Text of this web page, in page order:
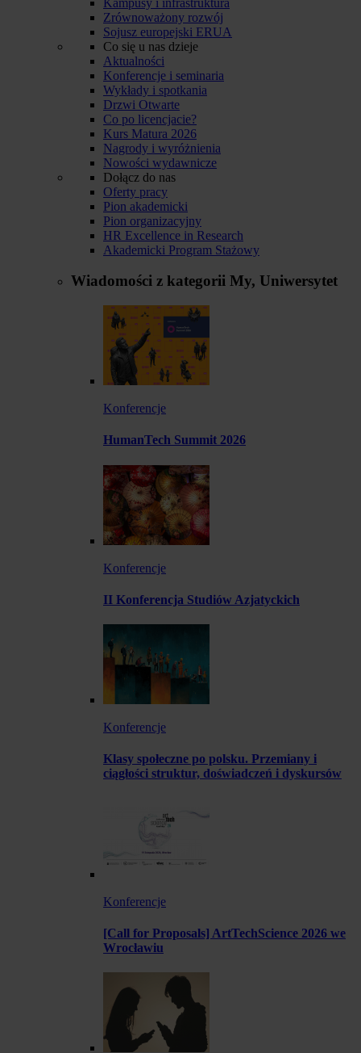
Zrównoważony rozwój
Sojusz europejski ERUA
Co się u nas dzieje
Aktualności
Konferencje i seminaria
Wykłady i spotkania
Drzwi Otwarte
Co po licencjacie?
Kurs Matura 2026
Nagrody i wyróżnienia
Nowości wydawnicze
Dołącz do nas
Oferty pracy
Pion akademicki
Pion organizacyjny
HR Excellence in Research
Akademicki Program Stażowy
Wiadomości z kategorii My, Uniwersytet
Konferencje
HumanTech Summit 2026
Konferencje
II Konferencja Studiów Azjatyckich
Konferencje
Klasy społeczne po polsku. Przemiany i
ciągłości struktur, doświadczeń i dyskursów
Konferencje
[Call for Proposals] ArtTechScience 2026 we
Wrocławiu